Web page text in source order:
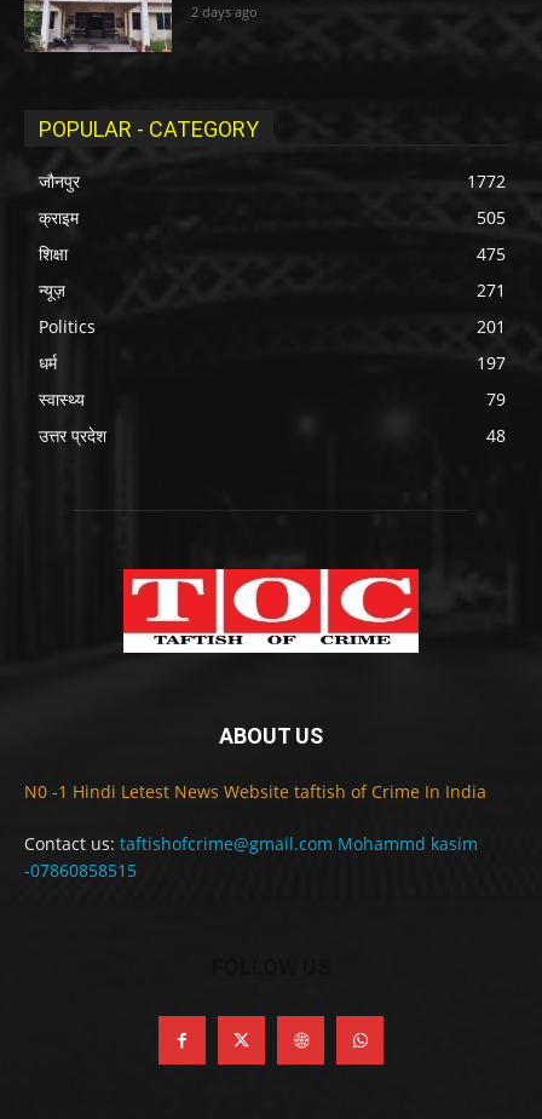
2 days ago
POPULAR - CATEGORY
जौनपुर
1772
क्राइम
505
शिक्षा
475
न्यूज़
271
Politics
201
धर्म
197
स्वास्थ्य
79
उत्तर प्रदेश
48
ABOUT US
N0 -1 Hindi Letest News Website taftish of Crime In India
Contact us: taftishofcrime@gmail.com Mohammd kasim
-07860858515